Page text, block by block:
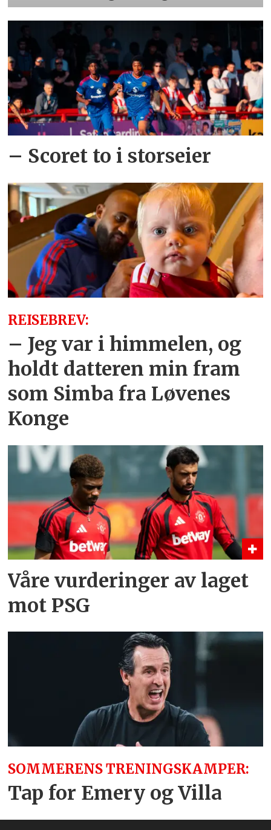
– Scoret to i storseier
REISEBREV:
– Jeg var i himmelen, og
holdt datteren min fram
som Simba fra Løvenes
Konge
Våre vurderinger av laget
mot PSG
SOMMERENS TRENINGSKAMPER:
Tap for Emery og Villa